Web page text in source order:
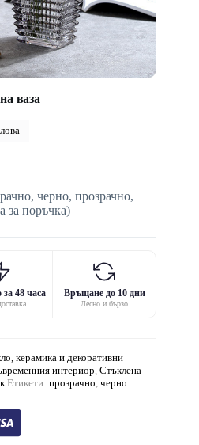
ваза
черно, прозрачно,
за поръчка)
48 часа Връщане до 10 дни
Лесно и бързо
керамика и декоративни
интериор Стъклена
Етикети: прозрачно черно